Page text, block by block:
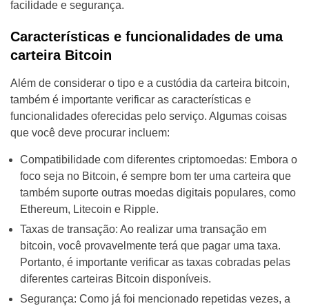
facilidade e segurança.
Características e funcionalidades de uma
carteira Bitcoin
Além de considerar o tipo e a custódia da carteira bitcoin,
também é importante verificar as características e
funcionalidades oferecidas pelo serviço. Algumas coisas
que você deve procurar incluem:
Compatibilidade com diferentes criptomoedas: Embora o
foco seja no Bitcoin, é sempre bom ter uma carteira que
também suporte outras moedas digitais populares, como
Ethereum, Litecoin e Ripple.
Taxas de transação: Ao realizar uma transação em
bitcoin, você provavelmente terá que pagar uma taxa.
Portanto, é importante verificar as taxas cobradas pelas
diferentes carteiras Bitcoin disponíveis.
Segurança: Como já foi mencionado repetidas vezes, a